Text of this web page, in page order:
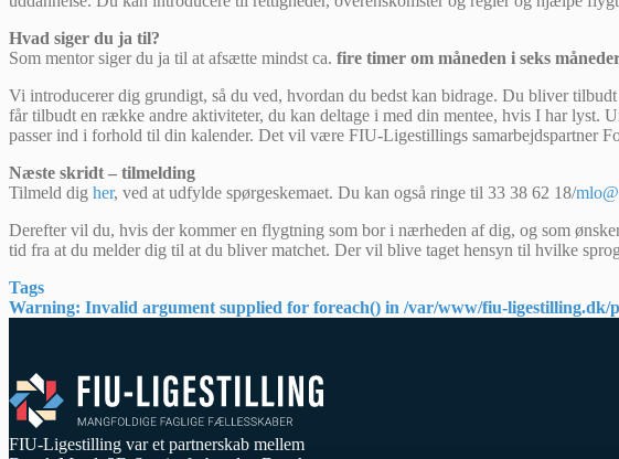
Hvad siger du ja til?
Som mentor siger du ja til at afsætte mindst ca. fire timer om måneden i seks
Vi introducerer dig grundigt, så du ved, hvordan du bedst kan bidrage. Du bliver
får tilbudt en række andre aktiviteter, du kan deltage i med din mentee, hvis I har
passer ind i forhold til din kalender. Det vil være FIU-Ligestillings samarbejdspartner
Næste skridt – tilmelding
Tilmeld dig her, ved at udfylde spørgeskemaet. Du kan også ringe til 33 38 62 18/
Derefter vil du, hvis der kommer en flygtning som bor i nærheden af dig, og som
tid fra at du melder dig til at du bliver matchet. Der vil blive taget hensyn til hvilke
Tags
Warning: Invalid argument supplied for foreach() in /var/www/fiu-ligestilling.dk/
FIU-Ligestilling var et partnerskab mellem